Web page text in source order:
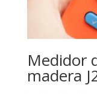
Medidor
madera